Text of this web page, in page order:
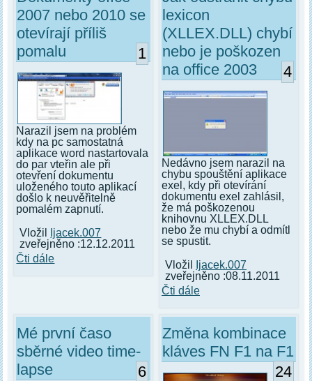
2007 nebo 2010 se
otevírají příliš
pomalu
1
Narazil jsem na problém
kdy na pc samostatná
aplikace word nastartovala
do par vteřin ale při
otevření dokumentu
uloženého touto aplikací
došlo k neuvěřitelně
pomalém zapnutí.
Vložil
Ijacek.007
zveřejněno :12.12.2011
Čti dále
lexicon
(XLLEX.DLL) chybí
nebo je poškozen
na office 2003
4
Nedávno jsem narazil na
chybu spouštění aplikace
exel, kdy při otevírání
dokumentu exel zahlásil,
že má poškozenou
knihovnu XLLEX.DLL
nebo že mu chybí a odmítl
se spustit.
Vložil
Ijacek.007
zveřejněno :08.11.2011
Čti dále
Mé první časo
sběrné video time-
lapse
6
Změna kombinace
kláves FN F1 na F1
24